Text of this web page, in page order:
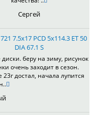
Сергей
7.5x17 PCD 5x114.3 ET 50
DIA 67.1 S
беру на зиму, рисунок
очень заходит в сезон.
достал, начала лупится